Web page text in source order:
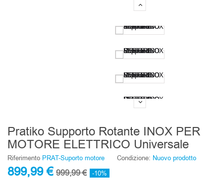
Pratiko Supporto Rotante INOX PER
MOTORE ELETTRICO Universale
Riferimento PRAT-Suporto motore Condizione: Nuovo prodotto
899,99 € 999,99 € -10%